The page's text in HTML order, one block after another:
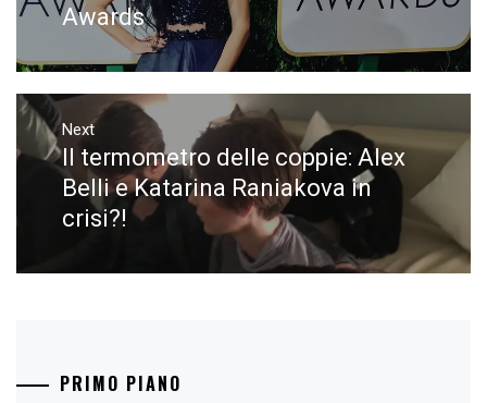
Awards
Next
Next
post:
Il termometro delle coppie: Alex
Belli e Katarina Raniakova in
crisi?!
PRIMO PIANO